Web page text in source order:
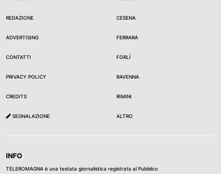
REDAZIONE
ADVERTISING
CONTATTI
PRIVACY POLICY
CREDITS
SEGNALAZIONE
CESENA
FERRARA
FORLÌ
RAVENNA
RIMINI
ALTRO
INFO
TELEROMAGNA è una testata giornalistica registrata al Pubblico